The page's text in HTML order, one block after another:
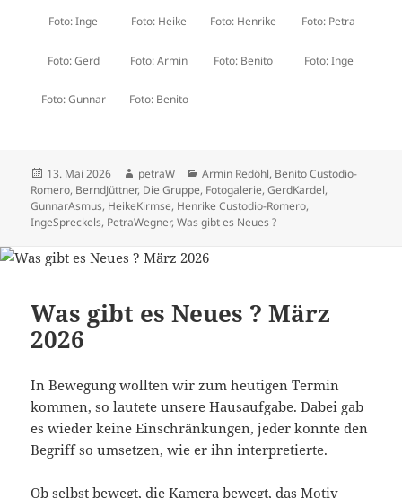
Foto: Inge Foto: Heike Foto: Henrike Foto: Petra
Foto: Gerd Foto: Armin Foto: Benito Foto: Inge
Foto: Gunnar Foto: Benito
Veröffentlicht
am
13. Mai 2026 Autor
petraW Kategorien
Armin Redöhl, Benito Custodio-
Romero, BerndJüttner, Die Gruppe, Fotogalerie,GerdKardel,
GunnarAsmus, HeikeKirmse, Henrike Custodio-Romero,
IngeSpreckels, PetraWegner,Was gibt es Neues ?
Was gibt es Neues ? März
2026
In Bewegung wollten wir zum heutigen Termin
kommen, so lautete unsere Hausaufgabe. Dabei gab
es wieder keine Einschränkungen, jeder konnte den
Begriff so umsetzen, wie er ihn interpretierte.
Ob selbst bewegt, die Kamera bewegt, das Motiv